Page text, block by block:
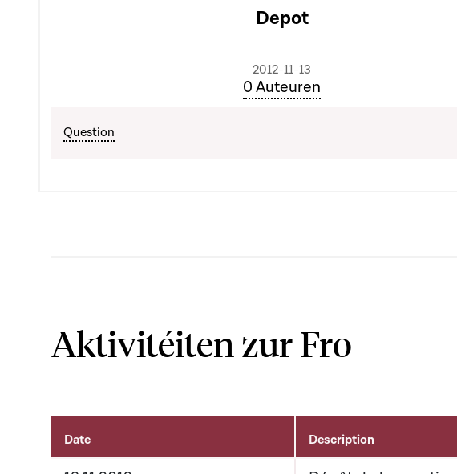
Depot
2012-11-13
0 Auteuren
Question
Aktivitéiten zur Fro
Aktivitéiten um Dossier
Date Description